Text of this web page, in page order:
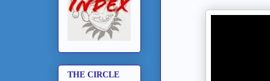
THE CIRCLE